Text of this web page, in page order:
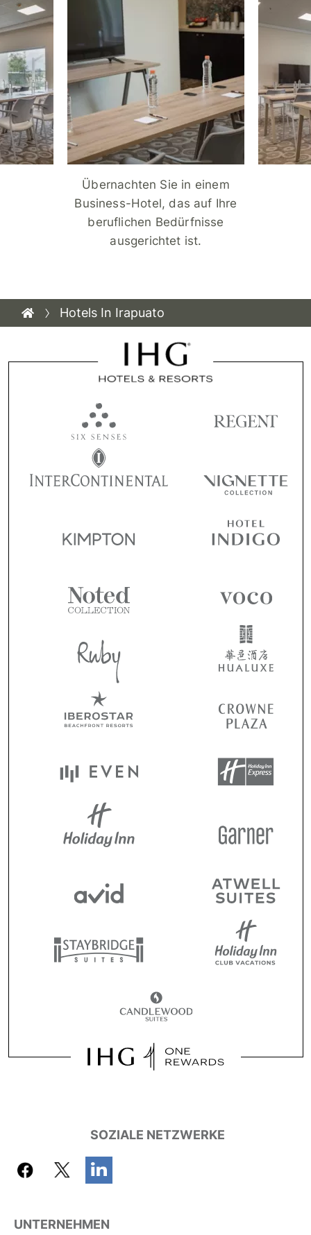
Übernachten Sie in einem
Business-Hotel, das auf Ihre
beruflichen Bedürfnisse
ausgerichtet ist.
Hotels In Irapuato
SOZIALE NETZWERKE
UNTERNEHMEN